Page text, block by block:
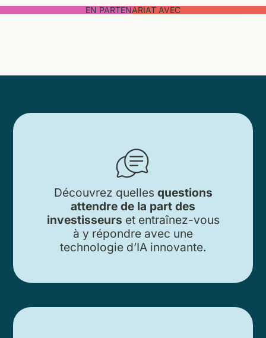
EN PARTENARIAT AVEC
Découvrez quelles questions
attendre de la part des
investisseurs et entraînez-vous
à y répondre avec une
technologie d’IA innovante.